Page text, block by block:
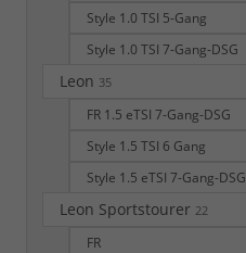
Style 1.0 TSI 5-Gang
Style 1.0 TSI 7-Gang-DSG
Leon 35
FR 1.5 eTSI 7-Gang-DSG
Style 1.5 TSI 6 Gang
Style 1.5 eTSI 7-Gang-DSG
Leon Sportstourer 22
FR